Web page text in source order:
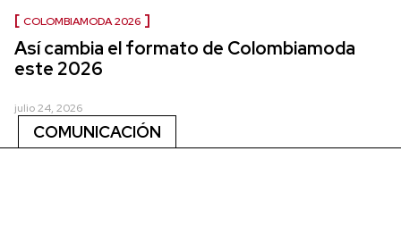
COLOMBIAMODA 2026
Así cambia el formato de Colombiamoda
este 2026
julio 24, 2026
COMUNICACIÓN